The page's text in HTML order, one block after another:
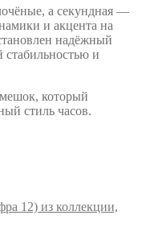
а секундная —
и акцента на
надёжный
стабильностью и
который
стиль часов.